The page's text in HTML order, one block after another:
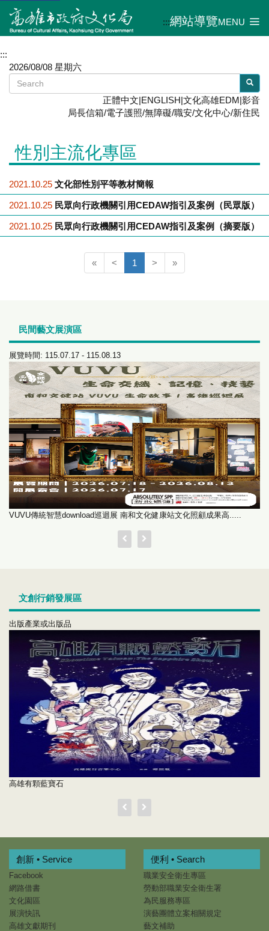
:::網站導覽MENU
:::
2026/08/08 星期六
正體中文|ENGLISH|文化高雄EDM|影音
局長信箱/電子護照/無障礙/職安/文化中心/新住民
性別主流化專區
2021.10.25 文化部性別平等教材簡報
2021.10.25 民眾向行政機關引用CEDAW指引及案例（民眾版）
2021.10.25 民眾向行政機關引用CEDAW指引及案例（摘要版）
« < 1 (current)
> »
民間藝文展演區
覽時間: 115.07.17 - 115.08.13
傳統智慧download巡迴展 南和文化健康站文化照顧成果高.....
文創行銷發展區
出版產業或出版品
高雄有顆藍寶石
創新 • Service
Facebook
網路借書
文化園區
展演快訊
高雄文獻期刊
便利 • Search
職業安全衛生專區
勞動部職業安全衛生署
為民服務專區
演藝團體立案相關規定
藝文補助